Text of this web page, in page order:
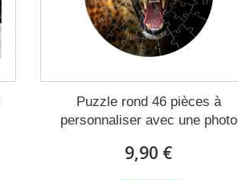
Puzzle rond 46 pièces à
personnaliser avec une photo
9,90 €